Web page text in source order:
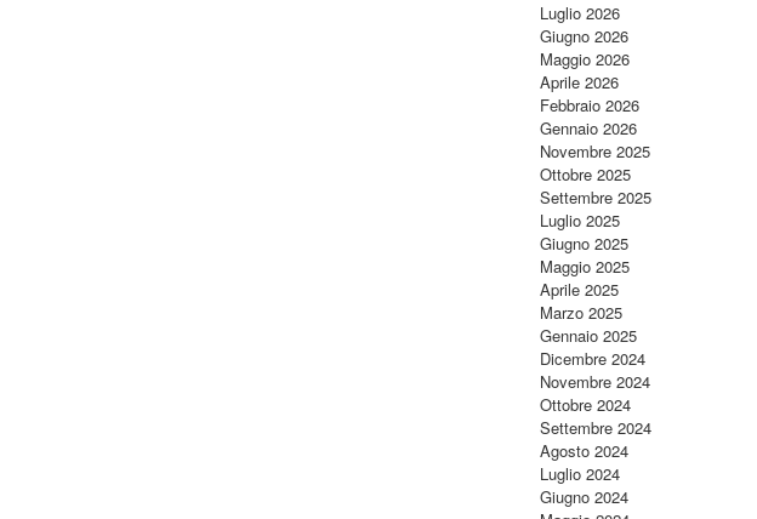
Luglio 2026
Giugno 2026
Maggio 2026
Aprile 2026
Febbraio 2026
Gennaio 2026
Novembre 2025
Ottobre 2025
Settembre 2025
Luglio 2025
Giugno 2025
Maggio 2025
Aprile 2025
Marzo 2025
Gennaio 2025
Dicembre 2024
Novembre 2024
Ottobre 2024
Settembre 2024
Agosto 2024
Luglio 2024
Giugno 2024